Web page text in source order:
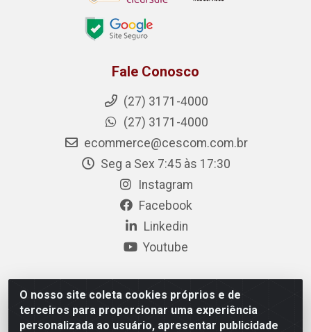
O nosso site coleta cookies próprios e de
terceiros para proporcionar uma experiência
personalizada ao usuário, apresentar publicidade
Fale Conosco
(27) 3171-4000
(27) 3171-4000
ecommerce@cescom.com.br
Seg a Sex 7:45 às 17:30
Instagram
Facebook
Linkedin
Youtube
Cescom Distribuidor - Rodovia BR 101, Km 163, S/N – Rio
Quartel, Linhares/ES – CEP 29.900-983 – CNPJ